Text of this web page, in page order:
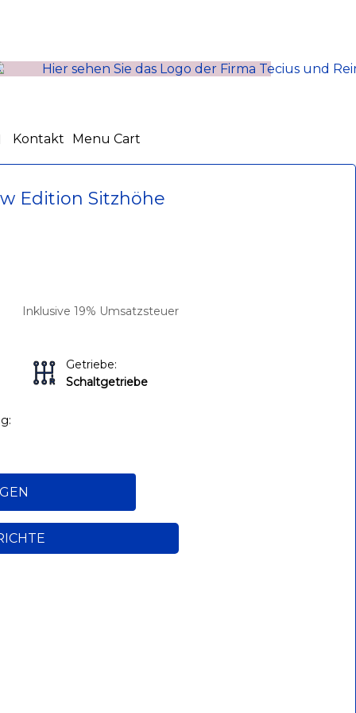
Kontakt Menu Cart
Edition Sitzhöhe
Inklusive 19% Umsatzsteuer
Getriebe:
Schaltgetriebe